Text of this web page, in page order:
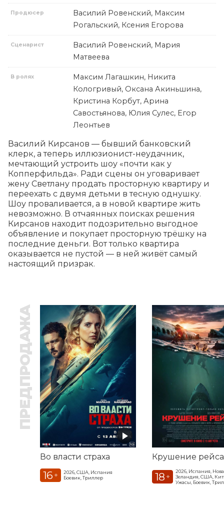
Продюсер
Василий Ровенский, Максим
Рогальский, Ксения Егорова
Сценарист
Василий Ровенский, Мария
Матвеева
В ролях
Максим Лагашкин, Никита
Кологривый, Оксана Акиньшина,
Кристина Корбут, Арина
Савостьянова, Юлия Сулес, Егор
Леонтьев
Василий Кирсанов — бывший банковский
клерк, а теперь иллюзионист-неудачник,
мечтающий устроить шоу «почти как у
Копперфильда». Ради сцены он уговаривает
жену Светлану продать просторную квартиру и
переехать с двумя детьми в тесную однушку.
Шоу проваливается, а в новой квартире жить
невозможно. В отчаянных поисках решения
Кирсанов находит подозрительно выгодное
объявление и покупает просторную трёшку на
последние деньги. Вот только квартира
оказывается не пустой — в ней живёт самый
настоящий призрак.
ПРЕДПРОДАЖА
Во власти страха
16 +
2026, США, Испания
Боевик, Триллер
Крушение рейса
18 +
2026, Испания,
Зеландия, США,
Ужасы, Боевик,